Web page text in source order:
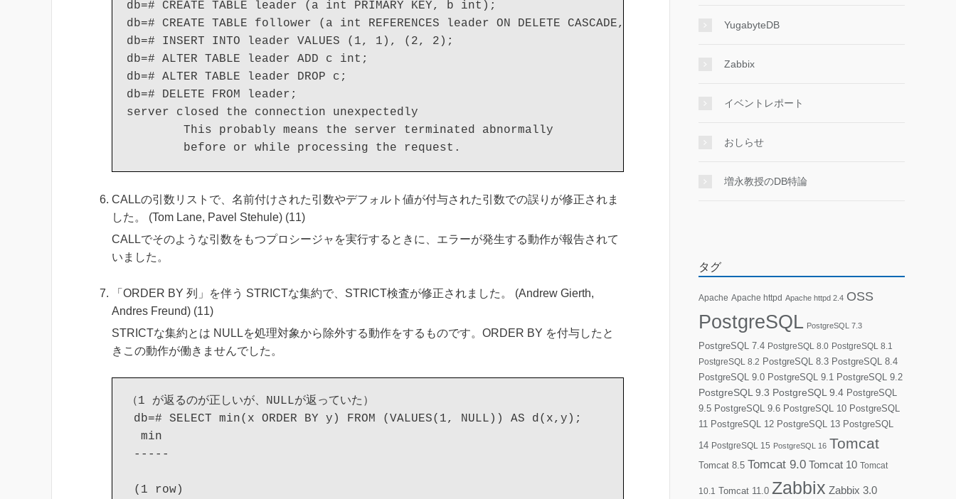
db=# CREATE TABLE leader (a int PRIMARY KEY, b int);
db=# CREATE TABLE follower (a int REFERENCES leader ON DELETE CASCADE, b int);
db=# INSERT INTO leader VALUES (1, 1), (2, 2);
db=# ALTER TABLE leader ADD c int;
db=# ALTER TABLE leader DROP c;
db=# DELETE FROM leader;
server closed the connection unexpectedly
        This probably means the server terminated abnormally
CALLの引数リストで、名前付けされた引数やデフォルト値が付与された引数での誤りが修正されま
した。 (Tom Lane, Pavel Stehule) (11)
CALLでそのような引数をもつプロシージャを実行するときに、エラーが発生する動作が報告されて
いました。
「ORDER BY 列」を伴う STRICTな集約で、STRICT検査が修正されました。 (Andrew Gierth,
Andres Freund) (11)
STRICTな集約とは NULLを処理対象から除外する動作をするものです。ORDER BY を付与したと
きこの動作が働きませんでした。
（1 が返るのが正しいが、NULLが返っていた）
db=# SELECT min(x ORDER BY y) FROM (VALUES(1, NULL)) AS d(x,y);
  min
-----
YugabyteDB
Zabbix
イベントレポート
おしらせ
増永教授のDB特論
タグ
Apache Apache httpd Apache httpd 2.4 OSS
PostgreSQL PostgreSQL 7.3
PostgreSQL 7.4 PostgreSQL 8.0 PostgreSQL 8.1
PostgreSQL 8.2 PostgreSQL 8.3 PostgreSQL 8.4
PostgreSQL 9.0 PostgreSQL 9.1 PostgreSQL 9.2
PostgreSQL 9.3 PostgreSQL 9.4 PostgreSQL
9.5 PostgreSQL 9.6 PostgreSQL 10 PostgreSQL
11 PostgreSQL 12 PostgreSQL 13 PostgreSQL
14 PostgreSQL 15 PostgreSQL 16 Tomcat
Tomcat 8.5 Tomcat 9.0 Tomcat 10 Tomcat
10.1 Tomcat 11.0 Zabbix Zabbix 3.0